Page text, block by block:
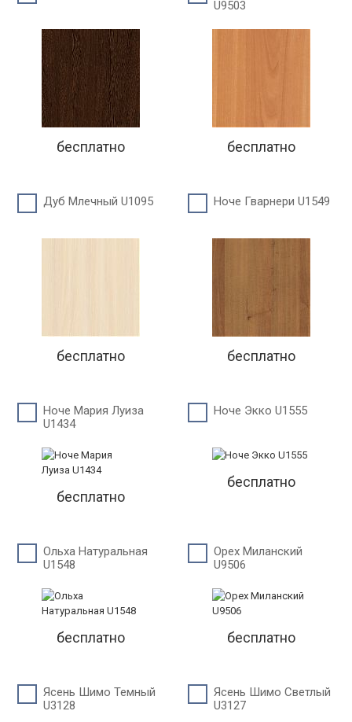
бесплатно
U9503
бесплатно
Дуб Млечный U1095
бесплатно
Ноче Гварнери U1549
бесплатно
Ноче Мария Луиза
U1434
бесплатно
Ноче Экко U1555
бесплатно
Ольха Натуральная
U1548
бесплатно
Орех Миланский
U9506
бесплатно
Ясень Шимо Темный
U3128
Ясень Шимо Светлый
U3127